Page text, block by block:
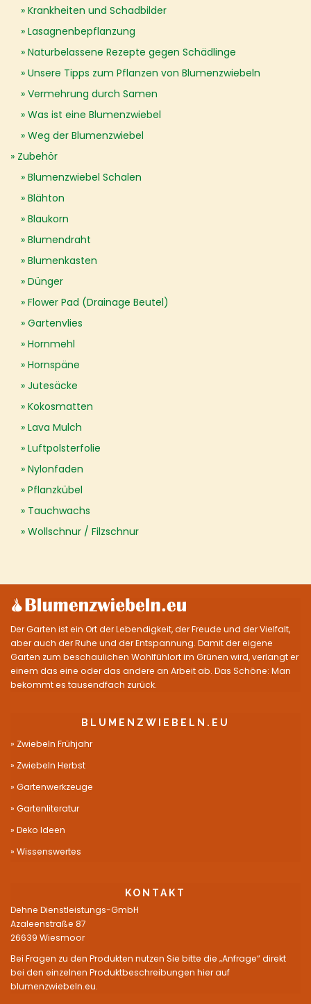
Krankheiten und Schadbilder
Lasagnenbepflanzung
Naturbelassene Rezepte gegen Schädlinge
Unsere Tipps zum Pflanzen von Blumenzwiebeln
Vermehrung durch Samen
Was ist eine Blumenzwiebel
Weg der Blumenzwiebel
Zubehör
Blumenzwiebel Schalen
Blähton
Blaukorn
Blumendraht
Blumenkasten
Dünger
Flower Pad (Drainage Beutel)
Gartenvlies
Hornmehl
Hornspäne
Jutesäcke
Kokosmatten
Lava Mulch
Luftpolsterfolie
Nylonfaden
Pflanzkübel
Tauchwachs
Wollschnur / Filzschnur
Der Garten ist ein Ort der Lebendigkeit, der Freude und der Vielfalt,
aber auch der Ruhe und der Entspannung. Damit der eigene
Garten zum beschaulichen Wohlfühlort im Grünen wird, verlangt er
einem das eine oder das andere an Arbeit ab. Das Schöne: Man
bekommt es tausendfach zurück.
BLUMENZWIEBELN.EU
Zwiebeln Frühjahr
Zwiebeln Herbst
Gartenwerkzeuge
Gartenliteratur
Deko Ideen
Wissenswertes
KONTAKT
Dehne Dienstleistungs-GmbH
Azaleenstraße 87
26639 Wiesmoor
Bei Fragen zu den Produkten nutzen Sie bitte die „Anfrage“ direkt
bei den einzelnen Produktbeschreibungen hier auf
blumenzwiebeln.eu.